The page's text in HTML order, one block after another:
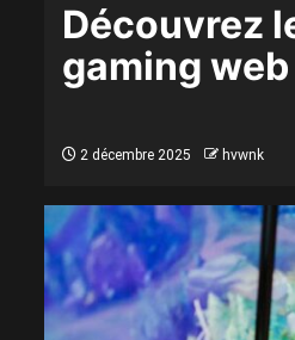
Découvrez
gaming
2 décembre 2025 hvwnk